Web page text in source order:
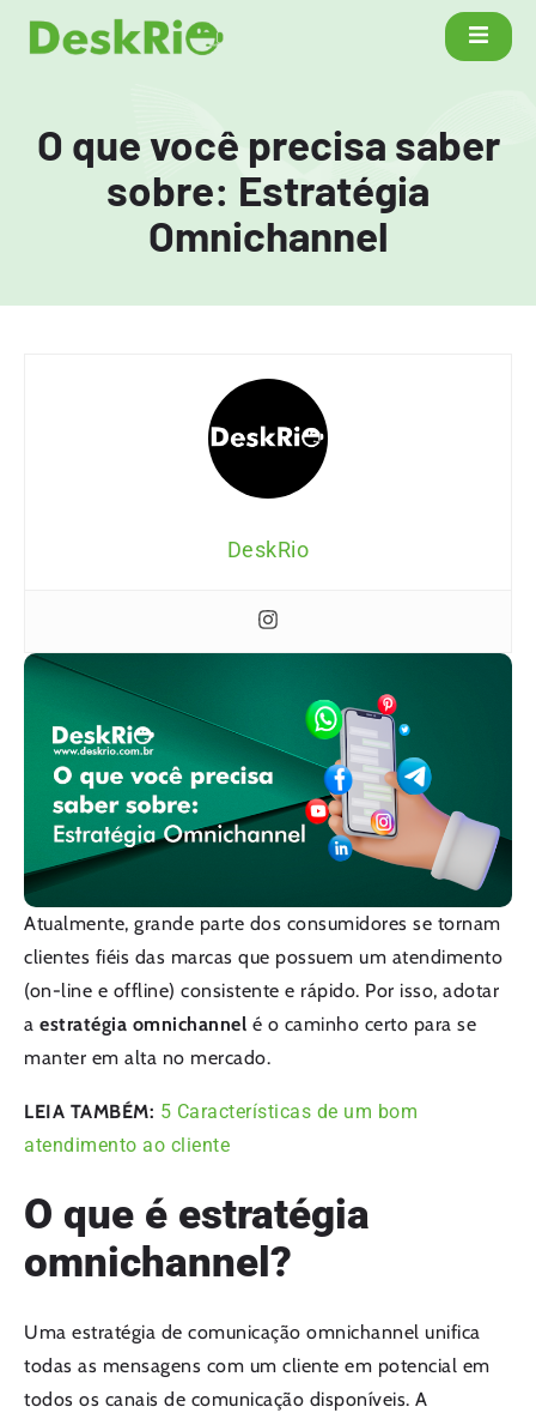
O que você precisa saber
sobre: Estratégia
Omnichannel
Atualmente, grande parte dos consumidores se tornam
clientes fiéis das marcas que possuem um atendimento
(on-line e offline) consistente e rápido. Por isso, adotar
a estratégia omnichannel é o caminho certo para se
manter em alta no mercado.
LEIA TAMBÉM: 5 Características de um bom
atendimento ao cliente
O que é estratégia
omnichannel?
Uma estratégia de comunicação omnichannel unifica
todas as mensagens com um cliente em potencial em
todos os canais de comunicação disponíveis. A
DeskRio